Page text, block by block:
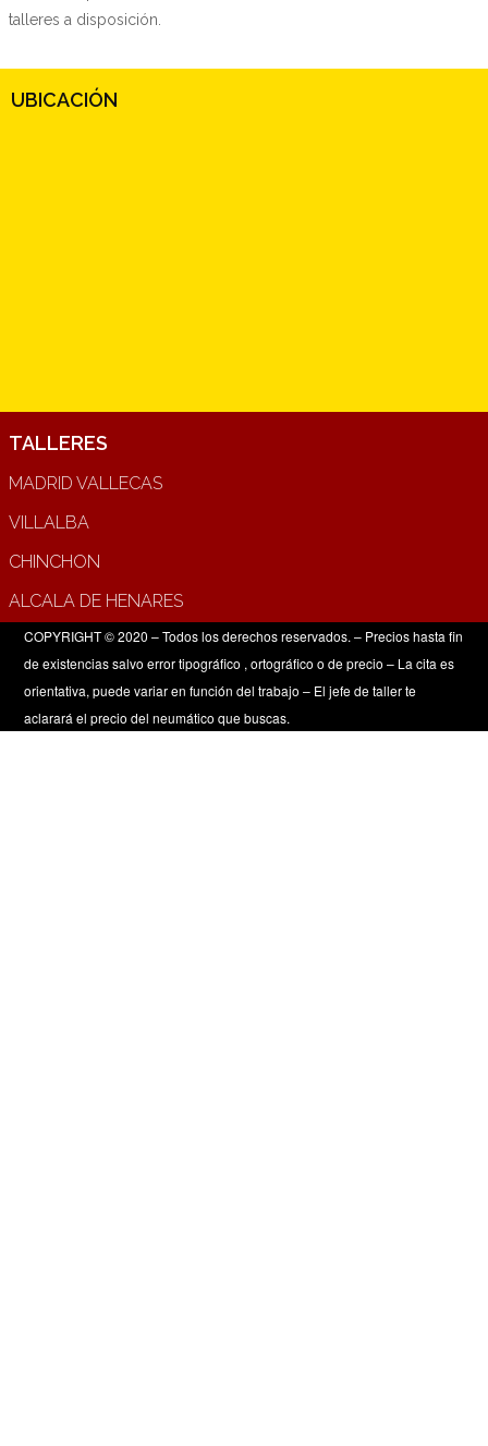
talleres a disposición.
UBICACIÓN
TALLERES
MADRID VALLECAS
VILLALBA
CHINCHON
ALCALA DE HENARES
COPYRIGHT © 2020 – Todos los derechos reservados. – Precios hasta fin
de existencias salvo error tipográfico , ortográfico o de precio – La cita es
orientativa, puede variar en función del trabajo – El jefe de taller te
aclarará el precio del neumático que buscas.